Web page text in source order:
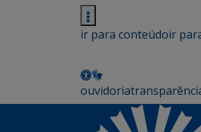
ir para conteúdoir
ouvidoria